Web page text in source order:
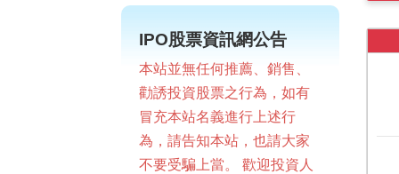
IPO股票資訊網公告
本站並無任何推薦、銷售、
勸誘投資股票之行為，如有
冒充本站名義進行上述行
為，請告知本站，也請大家
不要受騙上當。 歡迎投資人